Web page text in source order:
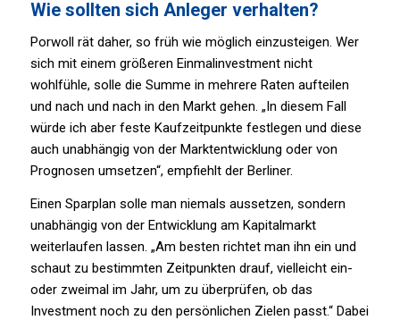
Wie sollten sich Anleger verhalten?
Porwoll rät daher, so früh wie möglich einzusteigen. Wer
sich mit einem größeren Einmalinvestment nicht
wohlfühle, solle die Summe in mehrere Raten aufteilen
und nach und nach in den Markt gehen. „In diesem Fall
würde ich aber feste Kaufzeitpunkte festlegen und diese
auch unabhängig von der Marktentwicklung oder von
Prognosen umsetzen“, empfiehlt der Berliner.
Einen Sparplan solle man niemals aussetzen, sondern
unabhängig von der Entwicklung am Kapitalmarkt
weiterlaufen lassen. „Am besten richtet man ihn ein und
schaut zu bestimmten Zeitpunkten drauf, vielleicht ein-
oder zweimal im Jahr, um zu überprüfen, ob das
Investment noch zu den persönlichen Zielen passt.“ Dabei